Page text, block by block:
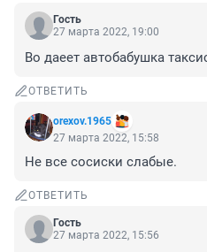
Гость
27 марта 2022, 19:00
Во даеет автобабушка
ОТВЕТИТЬ
orexov.1965
27 марта 2022, 15:58
Не все сосиски слабые.
ОТВЕТИТЬ
Гость
27 марта 2022, 15:56